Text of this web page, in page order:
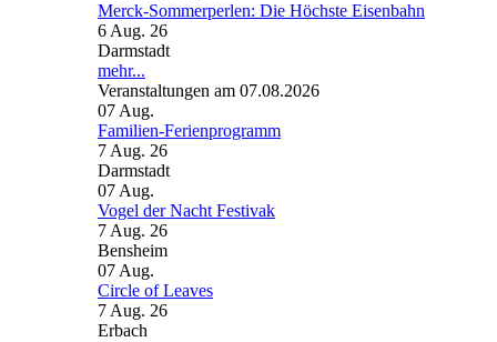
Merck-Sommerperlen: Die Höchste Eisenbahn
6 Aug. 26
Darmstadt
mehr...
Veranstaltungen am 07.08.2026
07 Aug.
Familien-Ferienprogramm
7 Aug. 26
Darmstadt
07 Aug.
Vogel der Nacht Festivak
7 Aug. 26
Bensheim
07 Aug.
Circle of Leaves
7 Aug. 26
Erbach